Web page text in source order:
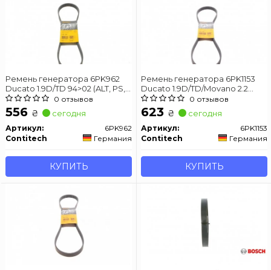
Ремень генератора 6PK962
Ducato 1.9D/TD 94>02 (ALT, PS,
AC) CONTITECH 6PK962
0 отзывов
556 ₴ сегодня
Артикул:
6PK962
Contitech
Германия
КУПИТЬ
Ремень генератора 6PK1153
Ducato 1.9D/TD/Movano 2.2
CONTITECH 6PK1153
0 отзывов
623 ₴ сегодня
Артикул:
6PK1153
Contitech
Германия
КУПИТЬ